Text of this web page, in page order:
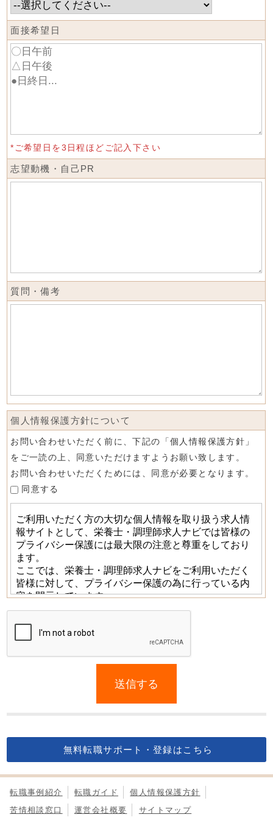
面接希望日
*ご希望日を3日程ほどご記入下さい
志望動機・自己PR
質問・備考
個人情報保護方針について
お問い合わせいただく前に、下記の「個人情報保護方針」
をご一読の上、同意いただけますようお願い致します。
お問い合わせいただくためには、同意が必要となります。
同意する
this
送信する
無料転職サポート・登録はこちら
転職事例紹介 転職ガイド
個人情報保護方針
苦情相談窓口
運営会社概要 サイトマップ